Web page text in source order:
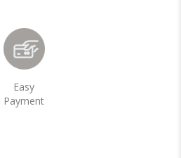
Easy
Payment